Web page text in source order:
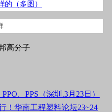
高分子
、PPS（深圳.3月23日）
！华南工程塑料论坛23~24